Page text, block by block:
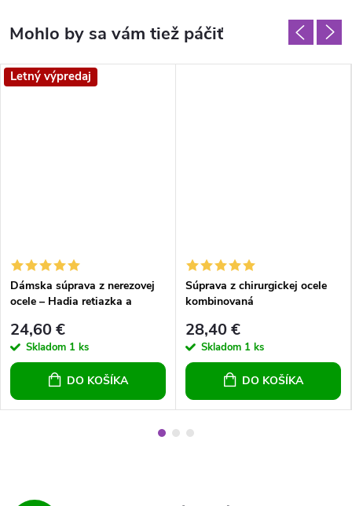
Letný výpredaj
Dámska súprava z nerezovej
ocele – Hadia retiazka a
24,60 €
Skladom 1 ks
DO KOŠÍKA
Súprava z chirurgickej ocele
kombinovaná
28,40 €
Skladom 1 ks
DO KOŠÍKA